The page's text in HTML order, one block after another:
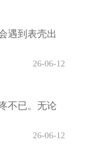
遇到表壳出
26-06-12
不已。无论
26-06-12